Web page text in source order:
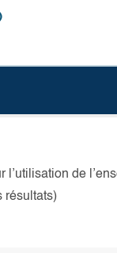
l’utilisation de
résultats)